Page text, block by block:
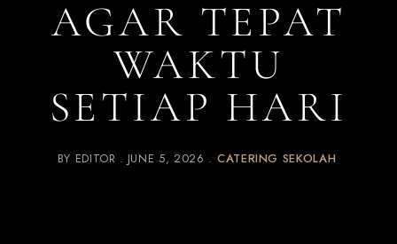
AGAR TEPAT
WAKTU
SETIAP HARI
BY EDITOR JUNE 5, 2026 CATERING SEKOLAH